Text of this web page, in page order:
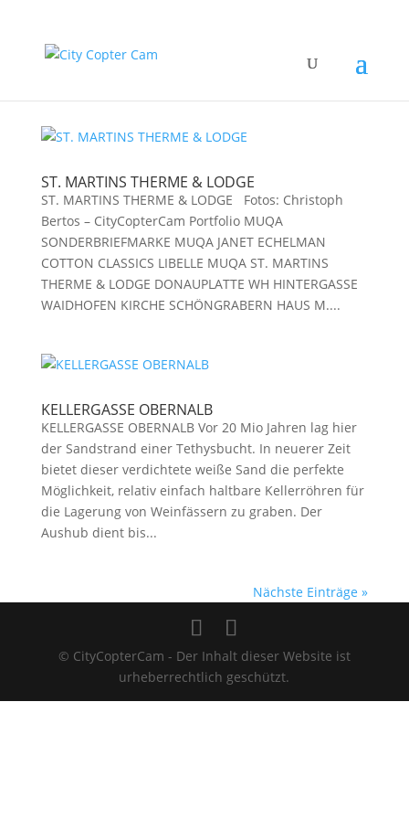
ST. MARTINS THERME & LODGE
ST. MARTINS THERME & LODGE Fotos: Christoph
Bertos – CityCopterCam Portfolio MUQA
SONDERBRIEFMARKE MUQA JANET ECHELMAN
COTTON CLASSICS LIBELLE MUQA ST. MARTINS
THERME & LODGE DONAUPLATTE WH HINTERGASSE
WAIDHOFEN KIRCHE SCHÖNGRABERN HAUS M....
KELLERGASSE OBERNALB
KELLERGASSE OBERNALB Vor 20 Mio Jahren lag hier
der Sandstrand einer Tethysbucht. In neuerer Zeit
bietet dieser verdichtete weiße Sand die perfekte
Möglichkeit, relativ einfach haltbare Kellerröhren für
die Lagerung von Weinfässern zu graben. Der
Aushub dient bis...
Nächste Einträge »
© CityCopterCam - Der Inhalt dieser Website ist
urheberrechtlich geschützt.